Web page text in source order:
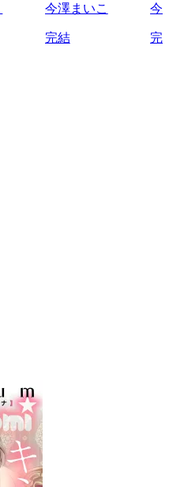
今澤まいこ
完結
今
完